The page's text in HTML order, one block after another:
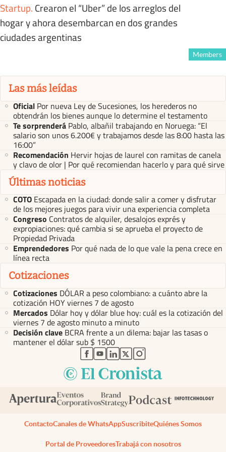
Startup. Crearon el “Uber” de los arreglos del
hogar y ahora desembarcan en dos grandes
ciudades argentinas
Members
Las más leídas
Oficial Por nueva Ley de Sucesiones, los herederos no
obtendrán los bienes aunque lo determine el testamento
Te sorprenderá Pablo, albañil trabajando en Noruega: “El
salario son unos 6.200€ y trabajamos desde las 8:00 hasta las
16:00”
Recomendación Hervir hojas de laurel con ramitas de canela
y clavo de olor | Por qué recomiendan hacerlo y para qué sirve
Últimas noticias
COTO Escapada en la ciudad: donde salir a comer y disfrutar
de los mejores juegos para vivir una experiencia completa
Congreso Contratos de alquiler, desalojos exprés y
expropiaciones: qué cambia si se aprueba el proyecto de
Propiedad Privada
Emprendedores Por qué nada de lo que vale la pena crece en
línea recta
Cotizaciones
Cotizaciones DÓLAR a peso colombiano: a cuánto abre la
cotización HOY viernes 7 de agosto
Mercados Dólar hoy y dólar blue hoy: cuál es la cotización del
viernes 7 de agosto minuto a minuto
Decisión clave BCRA frente a un dilema: bajar las tasas o
mantener el dólar sub $ 1500
abre en nueva pestaña
abre en nueva pestaña
abre en nueva pestaña
abre en nueva pestaña
abre en nueva pestaña
ContactoCanales de WhatsAppSuscribiteQuiénes Somos
Portal de ProveedoresTrabajá con nosotros